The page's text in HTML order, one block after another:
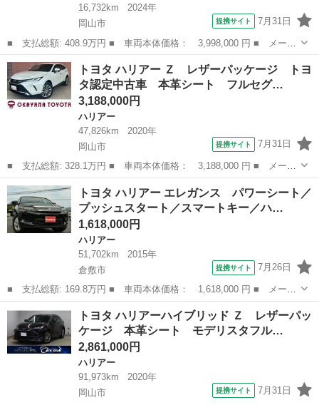
16,732km
2024年
岡山市
提携サイト 7月31日
■ 支払総額: 408.9万円 ■ 車両本体価格： 3,998,000 円 ■ メーカ
ー名： トヨタ ■ 車種名： ハリアー ■ グレード名： Ｚ レザ
ーパッケージ トヨタ認定中古車 本革シート サンルーフ フルセ
グ メモ...
岡山 岡山市 ハリアー
トヨタ ハリアー Ｚ レザーパッケージ トヨ
タ認定中古車 本革シート フルセグ…
3,188,000円
ハリアー
47,826km
2020年
岡山市
提携サイト 7月31日
■ 支払総額: 328.1万円 ■ 車両本体価格： 3,188,000 円 ■ メーカ
ー名： トヨタ ■ 車種名： ハリアー ■ グレード名： Ｚ レザ
ーパッケージ トヨタ認定中古車 本革シート フルセグ メモリー
ナビ Ｂ...
岡山 岡山市 ハリアー
トヨタ ハリアー エレガンス パワーシート／
プッシュスタート／スマートキー／ハ…
1,618,000円
ハリアー
51,702km
2015年
倉敷市
提携サイト 7月26日
■ 支払総額: 169.8万円 ■ 車両本体価格： 1,618,000 円 ■ メーカ
ー名： トヨタ ■ 車種名： ハリアー ■ グレード名： エレガン
ス パワーシート／プッシュスタート／スマートキー／ハーフレザー
シート／...
岡山 倉敷市 ハリアー
トヨタ ハリアーハイブリッド Ｚ レザーパッ
ケージ 本革シート モデリスタフル…
2,861,000円
ハリアー
91,973km
2020年
岡山市
提携サイト 7月31日